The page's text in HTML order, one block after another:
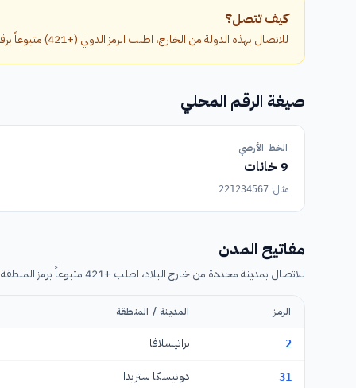
كيف تتصل؟
للاتصال بهذه الدولة من الخارج، اطلب الرمز الدولي (+421) متبوعاً برقم الهاتف بدون الصفر الأول.
صيغة الرقم المحلي
الخط الأرضي
9 خانات
مثال: 221234567
مفاتيح المدن
للاتصال بمدينة محددة من خارج البلاد، اطلب +421 متبوعاً برمز المنطقة (بدون الصفر) ثم رقم الهاتف.
الرمز المدينة / المنطقة
2 براتيسلافا
31 دونيسكا ستريدا